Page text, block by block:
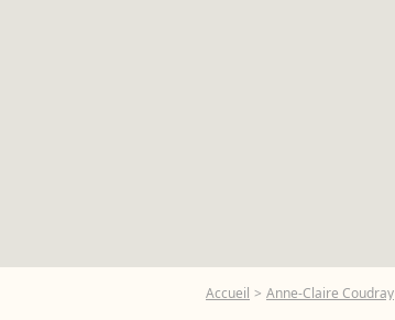
Accueil Anne-Claire Coudray